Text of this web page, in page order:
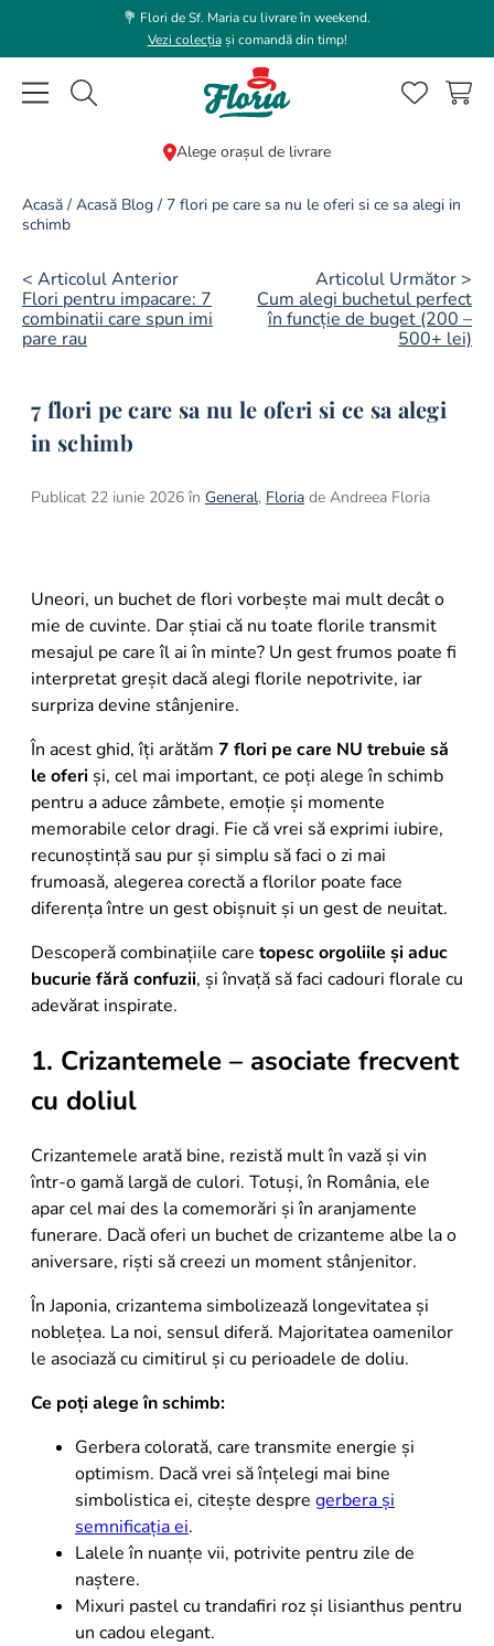
💐 Flori de Sf. Maria cu livrare în weekend.
Vezi colecțiași comandă din timp!
Caută flori, plante, cadouri...
Alege orașul de livrare
Acasă / Acasă Blog / 7 flori pe care sa nu le oferi si ce sa alegi in
schimb
< Articolul Anterior
Flori pentru impacare: 7
combinatii care spun imi
pare rau
Articolul Următor >
Cum alegi buchetul perfect
în funcție de buget (200 –
500+ lei)
7 flori pe care sa nu le oferi si ce sa alegi
in schimb
Publicat 22 iunie 2026 în General, Floria de Andreea Floria
Uneori, un buchet de flori vorbește mai mult decât o
mie de cuvinte. Dar știai că nu toate florile transmit
mesajul pe care îl ai în minte? Un gest frumos poate fi
interpretat greșit dacă alegi florile nepotrivite, iar
surpriza devine stânjenire.
În acest ghid, îți arătăm 7 flori pe care NU trebuie să
le oferi și, cel mai important, ce poți alege în schimb
pentru a aduce zâmbete, emoție și momente
memorabile celor dragi. Fie că vrei să exprimi iubire,
recunoștință sau pur și simplu să faci o zi mai
frumoasă, alegerea corectă a florilor poate face
diferența între un gest obișnuit și un gest de neuitat.
Descoperă combinațiile care topesc orgoliile și aduc
bucurie fără confuzii, și învață să faci cadouri florale cu
adevărat inspirate.
1. Crizantemele – asociate frecvent
cu doliul
Crizantemele arată bine, rezistă mult în vază și vin
într-o gamă largă de culori. Totuși, în România, ele
apar cel mai des la comemorări și în aranjamente
funerare. Dacă oferi un buchet de crizanteme albe la o
aniversare, riști să creezi un moment stânjenitor.
În Japonia, crizantema simbolizează longevitatea și
noblețea. La noi, sensul diferă. Majoritatea oamenilor
le asociază cu cimitirul și cu perioadele de doliu.
Ce poți alege în schimb:
Gerbera colorată, care transmite energie și
optimism. Dacă vrei să înțelegi mai bine
simbolistica ei, citește despre gerbera și
semnificația ei.
Lalele în nuanțe vii, potrivite pentru zile de
naștere.
Mixuri pastel cu trandafiri roz și lisianthus pentru
un cadou elegant.
CĂUTĂRI POPULARE
2.
trandafir
3.
coroana funerara
4
.
hortensie
.
buchet trandafiri